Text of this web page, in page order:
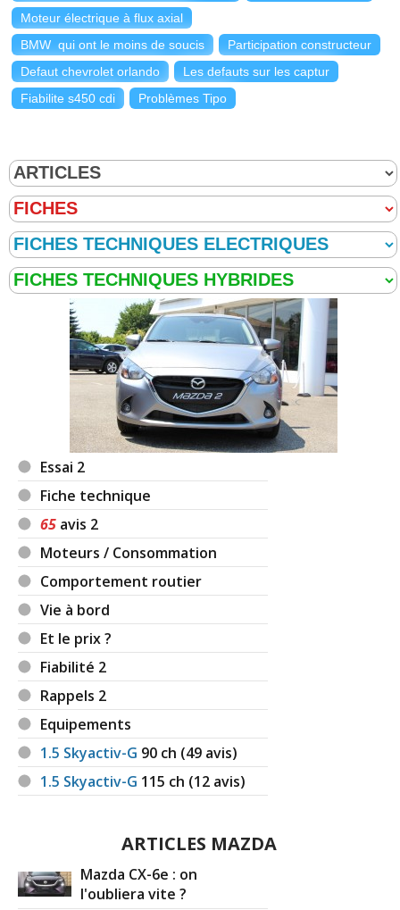
Moteur électrique à flux axial
BMW qui ont le moins de soucis
Participation constructeur
Defaut chevrolet orlando
Les defauts sur les captur
Fiabilite s450 cdi
Problèmes Tipo
Essai 2
Fiche technique
65 avis 2
Moteurs / Consommation
Comportement routier
Vie à bord
Et le prix ?
Fiabilité 2
Rappels 2
Equipements
1.5 Skyactiv-G 90 ch (49 avis)
1.5 Skyactiv-G 115 ch (12 avis)
ARTICLES MAZDA
Mazda CX-6e : on
l'oubliera vite ?